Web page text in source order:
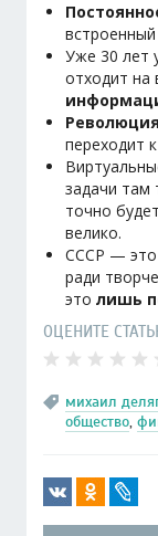
Уже 30 лет
отходит на
переходит
задачи там
точно
велико.
СССР — это
ради
это лишь
ОЦЕНИТЕ
михаил
общество,